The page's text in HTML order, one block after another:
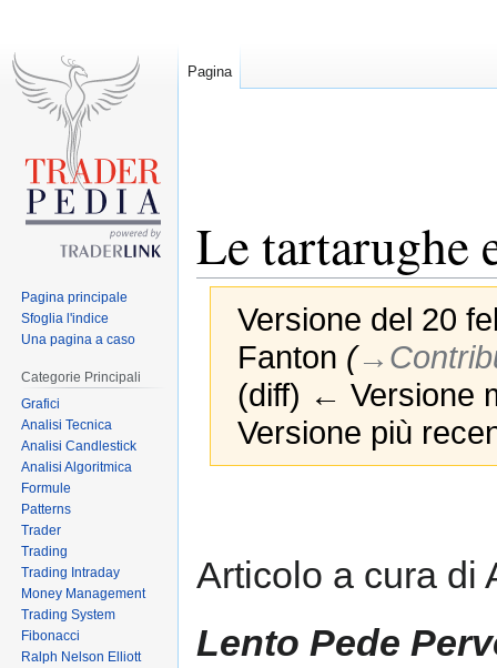
Le tartarughe
Versione del 20
Fanton (
(diff) ← Versione
Versione più
Articolo a cura di
Lento Pede
Pagina
Pagina principale
Sfoglia l'indice
Una pagina a caso
Categorie Principali
Grafici
Analisi Tecnica
Analisi Candlestick
Analisi Algoritmica
Formule
Patterns
Trader
Trading
Trading Intraday
Money Management
Trading System
Fibonacci
Ralph Nelson Elliott